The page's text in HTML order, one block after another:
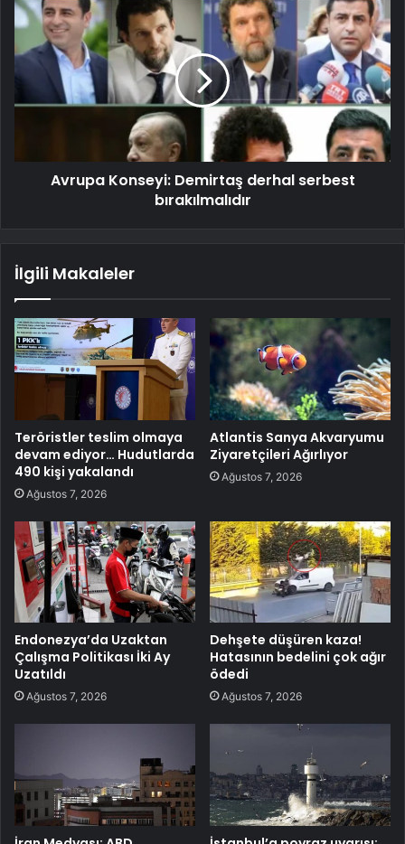
Avrupa Konseyi: Demirtaş derhal serbest
bırakılmalıdır
İlgili Makaleler
Teröristler teslim olmaya
devam ediyor… Hudutlarda
490 kişi yakalandı
Ağustos 7, 2026
Atlantis Sanya Akvaryumu
Ziyaretçileri Ağırlıyor
Ağustos 7, 2026
Endonezya’da Uzaktan
Çalışma Politikası İki Ay
Uzatıldı
Ağustos 7, 2026
Dehşete düşüren kaza!
Hatasının bedelini çok ağır
ödedi
Ağustos 7, 2026